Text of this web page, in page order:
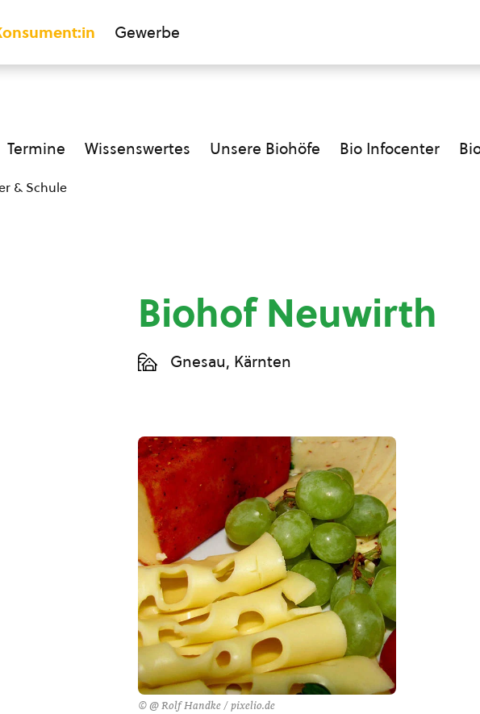
Gewerbe
Termine Wissenswertes Unsere Biohöfe Bio Infocenter
& Schule
Biohof Neuwirth
Gnesau, Kärnten
© @ Rolf Handke / pixelio.de